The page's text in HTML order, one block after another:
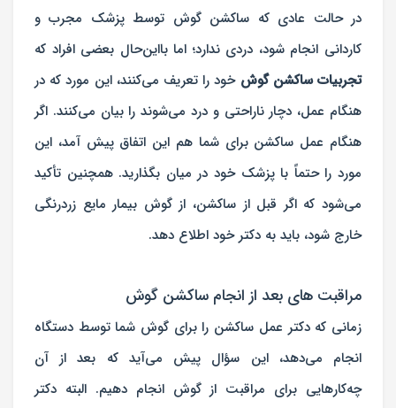
در حالت عادی که ساکشن گوش توسط پزشک مجرب و
کاردانی انجام شود، دردی ندارد؛ اما بااین‌حال بعضی افراد که
تجربیات ساکشن گوش خود را تعریف می‌کنند، این مورد که در
هنگام عمل، دچار ناراحتی و درد می‌شوند را بیان می‌کنند. اگر
هنگام عمل ساکشن برای شما هم این اتفاق پیش آمد، این
مورد را حتماً با پزشک خود در میان بگذارید. همچنین تأکید
می‌شود که اگر قبل از ساکشن، از گوش بیمار مایع زردرنگی
خارج شود، باید به دکتر خود اطلاع دهد.
مراقبت های بعد از انجام ساکشن گوش
زمانی که دکتر عمل ساکشن را برای گوش شما توسط دستگاه
انجام می‌دهد، این سؤال پیش می‌آید که بعد از آن
چه‌کارهایی برای مراقبت از گوش انجام دهیم. البته دکتر